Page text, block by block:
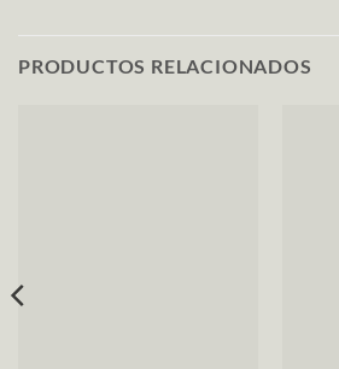
PRODUCTOS RELACIONADOS